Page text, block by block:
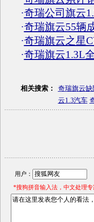
·奇瑞公司旗云
·奇瑞旗云55辆
·奇瑞旗云之星
·奇瑞旗云1.3L
相关搜索： 奇瑞旗云缺
云1.3汽车
用户：
*搜狗拼音输入法，中文处理专